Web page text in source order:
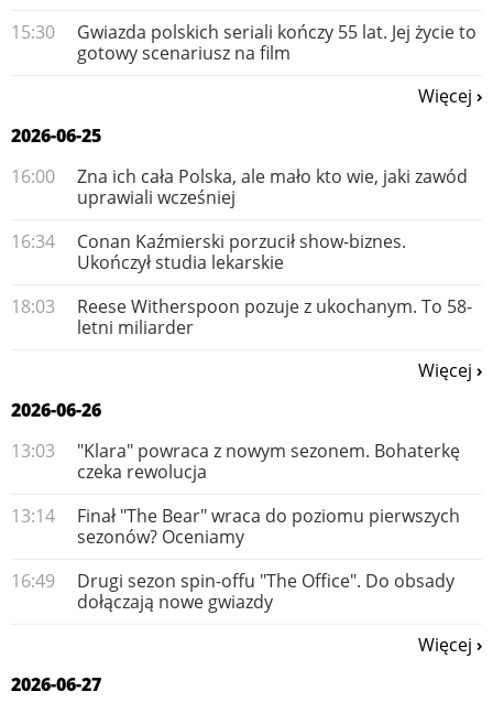
15:30
Gwiazda polskich seriali kończy 55 lat. Jej życie to
gotowy scenariusz na film
Więcej
2026-06-25
16:00
Zna ich cała Polska, ale mało kto wie, jaki zawód
uprawiali wcześniej
16:34
Conan Kaźmierski porzucił show-biznes.
Ukończył studia lekarskie
18:03
Reese Witherspoon pozuje z ukochanym. To 58-
letni miliarder
Więcej
2026-06-26
13:03
"Klara" powraca z nowym sezonem. Bohaterkę
czeka rewolucja
13:14
Finał "The Bear" wraca do poziomu pierwszych
sezonów? Oceniamy
16:49
Drugi sezon spin-offu "The Office". Do obsady
dołączają nowe gwiazdy
Więcej
2026-06-27